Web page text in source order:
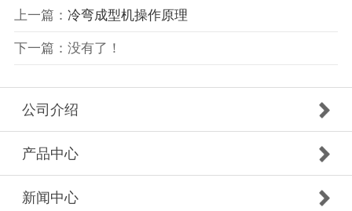
上一篇： 冷弯成型机操作原理
下一篇：没有了！
公司介绍
产品中心
新闻中心